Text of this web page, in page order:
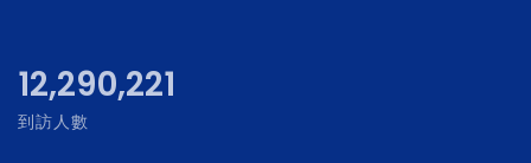
12,686,678
到訪人數